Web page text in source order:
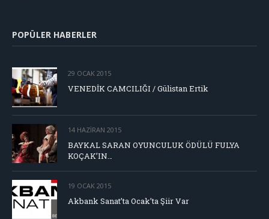
POPÜLER HABERLER
29 OCAK 2015
VENEDİK CAMCILIĞI / Gülistan Ertik
14 HAZIRAN 2015
BAYKAL SARAN OYUNCULUK ÖDÜLÜ FULYA
KOÇAK’IN…
19 OCAK 2015
Akbank Sanat’ta Ocak’ta Şiir Var